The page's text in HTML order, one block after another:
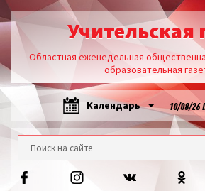
Учительская
Областная еженедельная
образовательная
Календарь 10/08/26